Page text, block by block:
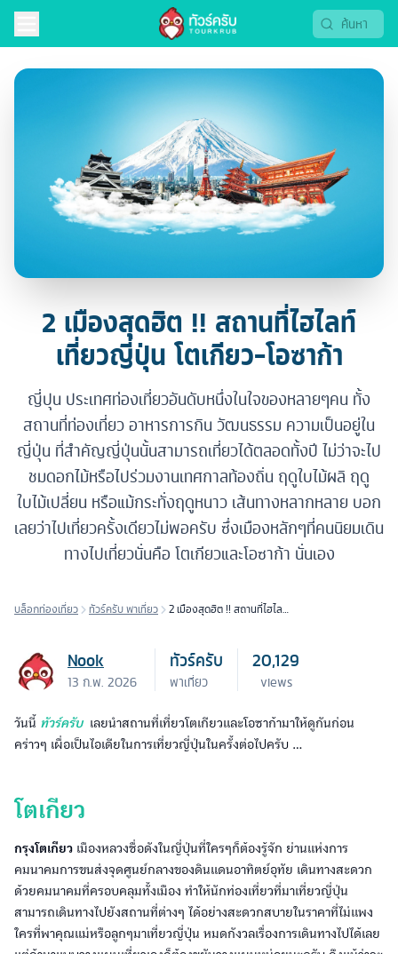
2 เมืองสุดฮิต !! สถานที่ไฮไลท์
เที่ยวญี่ปุ่น โตเกียว-โอซาก้า
ญี่ปุน ประเทศท่องเที่ยวอันดับหนึ่งในใจของหลายๆคน ทั้ง
สถานที่ท่องเที่ยว อาหารการกิน วัฒนธรรม ความเป็นอยู่ใน
ญี่ปุ่น ที่สำคัญญี่ปุ่นนั้นสามารถเที่ยวได้ตลอดทั้งปี ไม่ว่าจะไป
ชมดอกไม้หรือไปร่วมงานเทศกาลท้องถิ่น ฤดูใบไม้ผลิ ฤดู
ใบไม้เปลี่ยน หรือแม้กระทั่งฤดูหนาว เส้นทางหลากหลาย บอก
เลยว่าไปเที่ยวครั้งเดียวไม่พอครับ ซึ่งเมืองหลักๆที่คนนิยมเดิน
ทางไปเที่ยวนั่นคือ โตเกียวและโอซาก้า นั่นเอง
บล็อกท่องเที่ยว ทัวร์ครับ พาเที่ยว
2 เมืองสุดฮิต !! สถานที่ไฮไลท์
Nook
13 ก.พ. 2026
ทัวร์ครับ
พาเที่ยว
20,129
views
วันนี้ ทัวร์ครับเลยนำสถานที่เที่ยวโตเกียวและโอซาก้ามาให้ดูกันก่อน
คร่าวๆ เผื่อเป็นไอเดียในการเที่ยวญี่ปุ่นในครั้งต่อไปครับ …
โตเกียว
กรุงโตเกียว เมืองหลวงชื่อดังในญี่ปุ่นที่ใครๆก็ต้องรู้จัก ย่านแห่งการ
คมนาคมการขนส่งจุดศูนย์กลางของดินแดนอาทิตย์อุทัย เดินทางสะดวก
ด้วยคมนาคมที่ครอบคลุมทั้งเมือง ทำให้นักท่องเที่ยวที่มาเที่ยวญี่ปุ่น
สามารถเดินทางไปยังสถานที่ต่างๆ ได้อย่างสะดวกสบายในราคาที่ไม่แพง
ใครที่พาคุณแม่หรือลูกๆมาเที่ยวญี่ปุ่น หมดกังวลเรื่องการเดินทางไปได้เลย